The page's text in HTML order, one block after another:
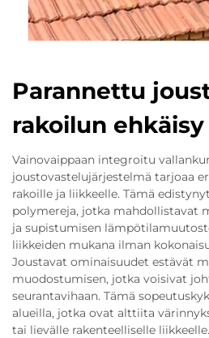
Parannettu
rakoilun ehkäisy
Vainovaippaan integroitu
joustovastelujärjestelmä tarjoaa
rakoille ja liikkeelle. Tämä
polymereja, jotka mahdollistavat
ja supistumisen
liikkeiden mukana ilman
Joustavat ominaisuudet estävät
muodostumisen, jotka voisivat
seurantavihaan. Tämä
alueilla, jotka ovat alttiita
tai lievälle rakenteelliselle